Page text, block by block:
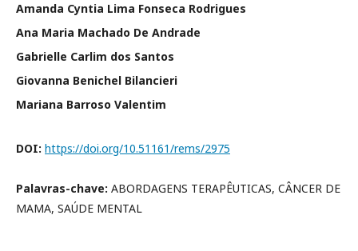
Amanda Cyntia Lima Fonseca Rodrigues
Ana Maria Machado De Andrade
Gabrielle Carlim dos Santos
Giovanna Benichel Bilancieri
Mariana Barroso Valentim
DOI: https://doi.org/10.51161/rems/2975
Palavras-chave: ABORDAGENS TERAPÊUTICAS, CÂNCER DE
MAMA, SAÚDE MENTAL